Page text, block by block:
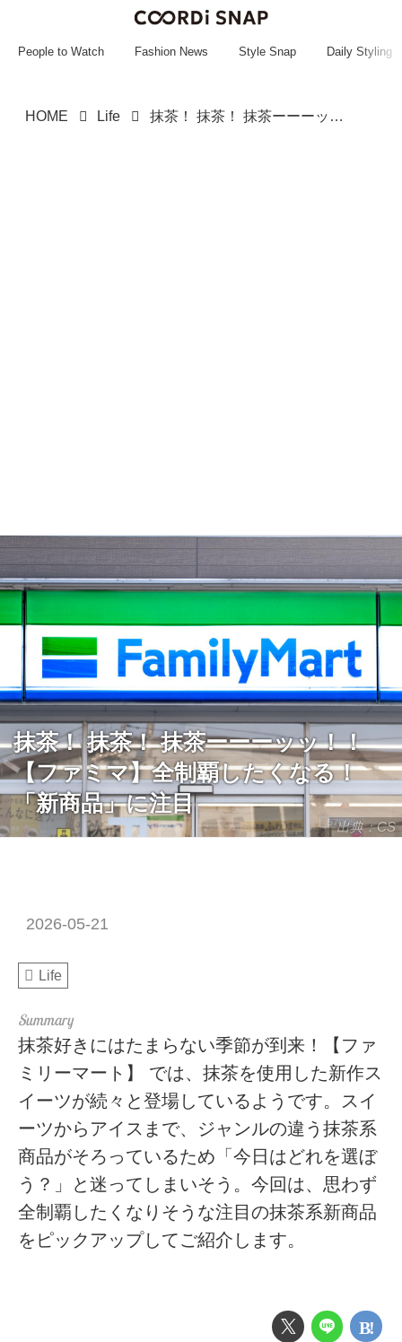
~~~~~~~~~~~
People to Watch Fashion News Style Snap Daily Styling
HOME Life 抹茶！ 抹茶！ 抹茶ーーーッッ！！【ファミマ】全制覇したくなる！「新商品」に注目
出典：CS
抹茶！ 抹茶！ 抹茶ーーーッッ！！
【ファミマ】全制覇したくなる！
「新商品」に注目
2026-05-21
Life
抹茶好きにはたまらない季節が到来！【ファ
ミリーマート】 では、抹茶を使用した新作ス
イーツが続々と登場しているようです。スイ
ーツからアイスまで、ジャンルの違う抹茶系
商品がそろっているため「今日はどれを選ぼ
う？」と迷ってしまいそう。今回は、思わず
全制覇したくなりそうな注目の抹茶系新商品
をピックアップしてご紹介します。